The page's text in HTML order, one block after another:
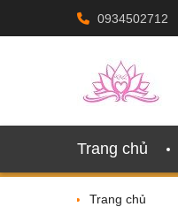
0934502712
Trang chủ
Trang chủ